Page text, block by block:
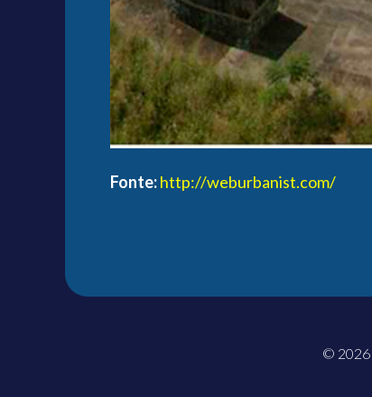
Fonte:http://weburbanist.com/
© 2026